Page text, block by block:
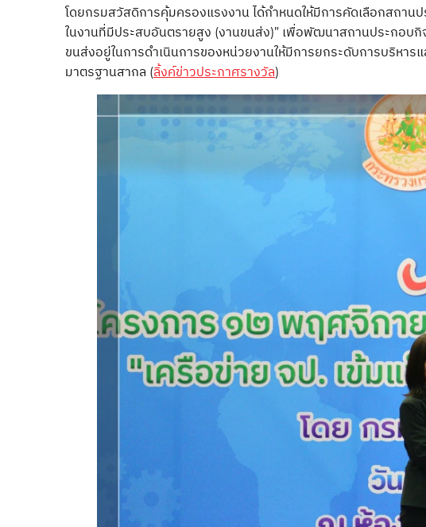
โดยกรมสวัสดิการคุ้มครองแรงงาน ได้กำหนดให้มีการคัดเลือกสถาน
ในงานที่มีประสบอันตรายสูง (งานขนส่ง)” เพื่อพัฒนาสถานประกอบ
ขนส่งอยู่ในการดำเนินการของหน่วยงานให้มีการยกระดับการบริหา
มาตรฐานสากล (ลิ้งค์ข่าวประกาศรางวัล)